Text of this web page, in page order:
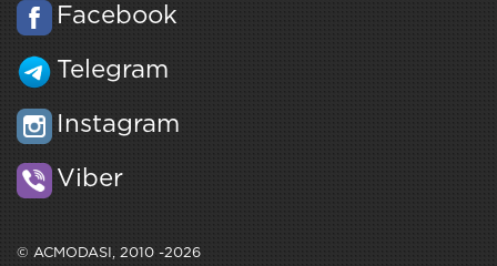
Facebook
Telegram
Instagram
Viber
© ACMODASI, 2010 -2026